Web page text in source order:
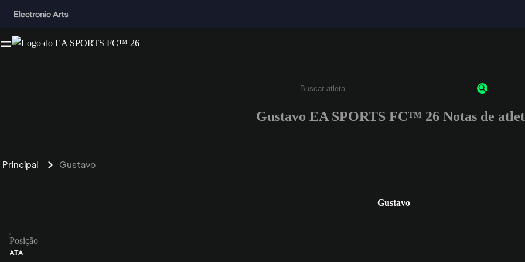
Insira pelo menos 3 caracteres ou números
Gustavo EA SPORTS FC™ 26 Notas de
Principal Gustavo
Gustavo
Posição
ATA